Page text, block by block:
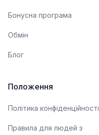
Бонусна програма
Обмін
Блог
Положення
Політика конфіденційності
Правила для людей з